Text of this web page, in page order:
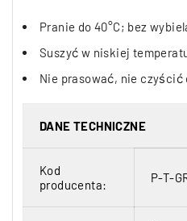
Pranie do 40°C; bez
Suszyć w niskiej
Nie prasować, nie czyścić
DANE TECHNICZNE
Kod
producenta:
P-T-